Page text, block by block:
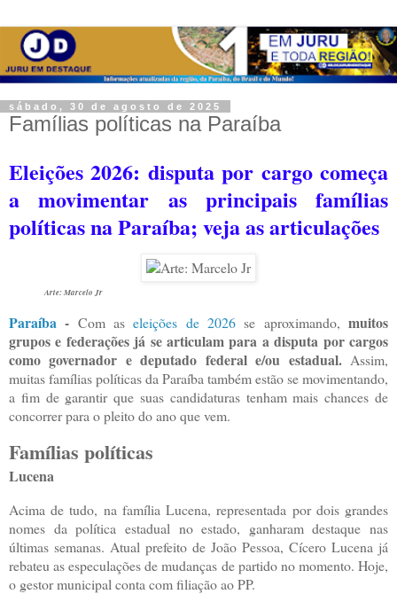
sábado, 30 de agosto de 2025
Famílias políticas na Paraíba
Eleições 2026: disputa por cargo começa
a movimentar as principais famílias
políticas na Paraíba; veja as articulações
Arte: Marcelo Jr
Paraíba - Com aseleições de 2026 se aproximando,muitos
grupos e federações já se articulam para a disputa por cargos
como governador e deputado federal e/ou estadual.Assim,
muitas famílias políticas da Paraíba também estão se movimentando,
a fim de garantir que suas candidaturas tenham mais chances de
concorrer para o pleito do ano que vem.
Famílias políticas
Lucena
Acima de tudo, na família Lucena, representada por dois grandes
nomes da política estadual no estado, ganharam destaque nas
últimas semanas. Atual prefeito de João Pessoa, Cícero Lucena já
rebateu as especulações de mudanças de partido no momento. Hoje,
o gestor municipal conta com filiação ao PP.